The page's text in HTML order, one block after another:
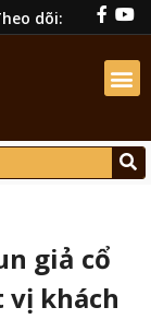
dõi:
giả cổ
vị khách